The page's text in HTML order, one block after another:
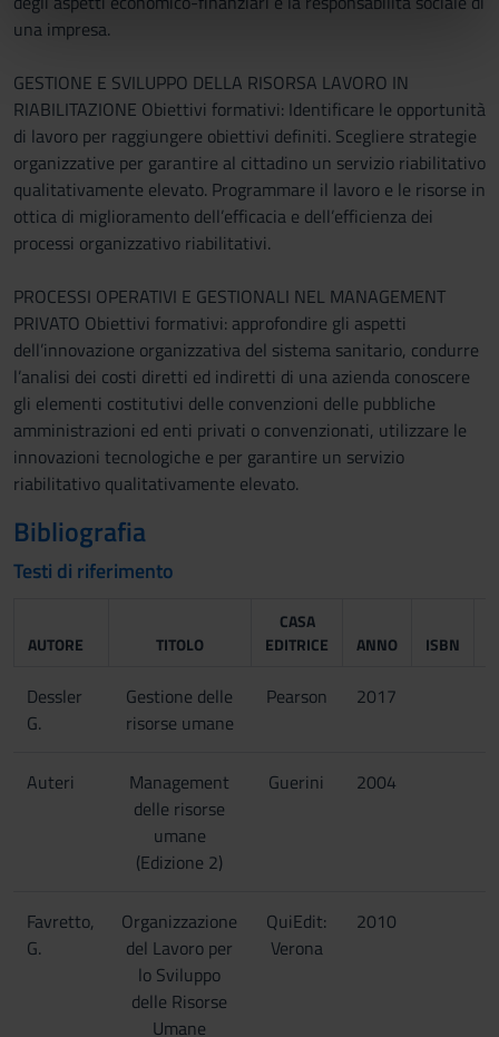
informazioni sul modo in cui utilizzi il nostro sito con i
nostri partner che si occupano di analisi dei dati web,
con altre informazioni che hai fornito loro o che hanno
raccolto dal tuo utilizzo dei loro servizi.
una impresa.
GESTIONE E SVILUPPO DELLA RISORSA LAVORO IN
RIABILITAZIONE Obiettivi formativi: Identificare le opportunità
di lavoro per raggiungere obiettivi definiti. Scegliere strategie
organizzative per garantire al cittadino un servizio riabilitativo
qualitativamente elevato. Programmare il lavoro e le risorse in
ottica di miglioramento dell’efficacia e dell’efficienza dei
processi organizzativo riabilitativi.
PROCESSI OPERATIVI E GESTIONALI NEL MANAGEMENT
PRIVATO Obiettivi formativi: approfondire gli aspetti
dell’innovazione organizzativa del sistema sanitario, condurre
l’analisi dei costi diretti ed indiretti di una azienda conoscere
gli elementi costitutivi delle convenzioni delle pubbliche
amministrazioni ed enti privati o convenzionati, utilizzare le
innovazioni tecnologiche e per garantire un servizio
riabilitativo qualitativamente elevato.
Bibliografia
Testi di riferimento
AUTORE TITOLO
CASA
EDITRICE
ANNO ISBN
Dessler
G.
Gestione delle
risorse umane
Pearson 2017
Auteri
Management
delle risorse
umane
(Edizione 2)
Guerini 2004
Favretto,
G.
Organizzazione
del Lavoro per
lo Sviluppo
delle Risorse
Umane
QuiEdit:
Verona
2010